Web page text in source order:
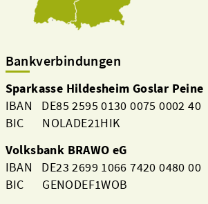
Bankverbindungen
Sparkasse Hildesheim Goslar Peine
IBAN DE85 2595 0130 0075 0002 40
BIC NOLADE21HIK
Volksbank BRAWO eG
IBAN DE23 2699 1066 7420 0480 00
BIC GENODEF1WOB